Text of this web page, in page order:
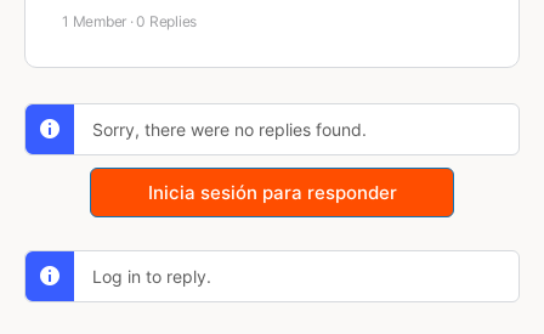
1 Member ·0 Replies
Sorry, there were no replies found.
Inicia sesión para responder
Log in to reply.